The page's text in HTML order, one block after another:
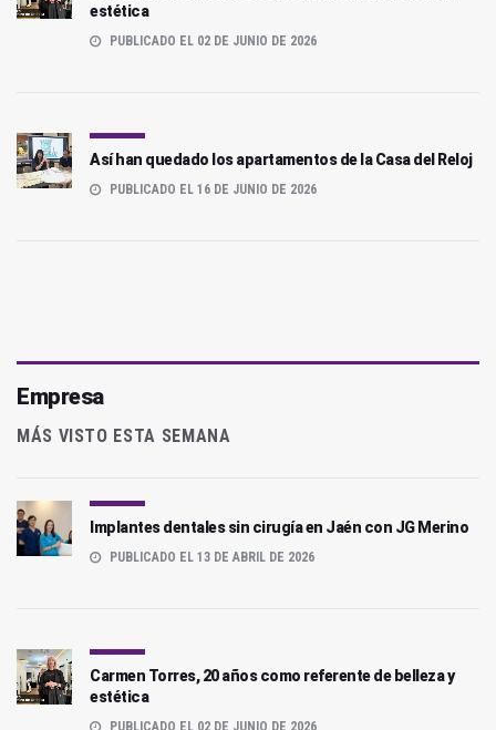
estética
PUBLICADO EL 02 DE JUNIO DE 2026
Así han quedado los apartamentos de la Casa del Reloj
PUBLICADO EL 16 DE JUNIO DE 2026
Empresa
MÁS VISTO ESTA SEMANA
Implantes dentales sin cirugía en Jaén con JG Merino
PUBLICADO EL 13 DE ABRIL DE 2026
Carmen Torres, 20 años como referente de belleza y
estética
PUBLICADO EL 02 DE JUNIO DE 2026